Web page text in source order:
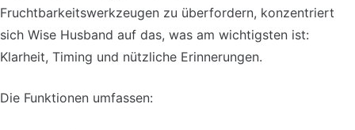
Fruchtbarkeitswerkzeugen zu überfordern, konzentriert
sich Wise Husband auf das, was am wichtigsten ist:
Klarheit, Timing und nützliche Erinnerungen.
Die Funktionen umfassen: